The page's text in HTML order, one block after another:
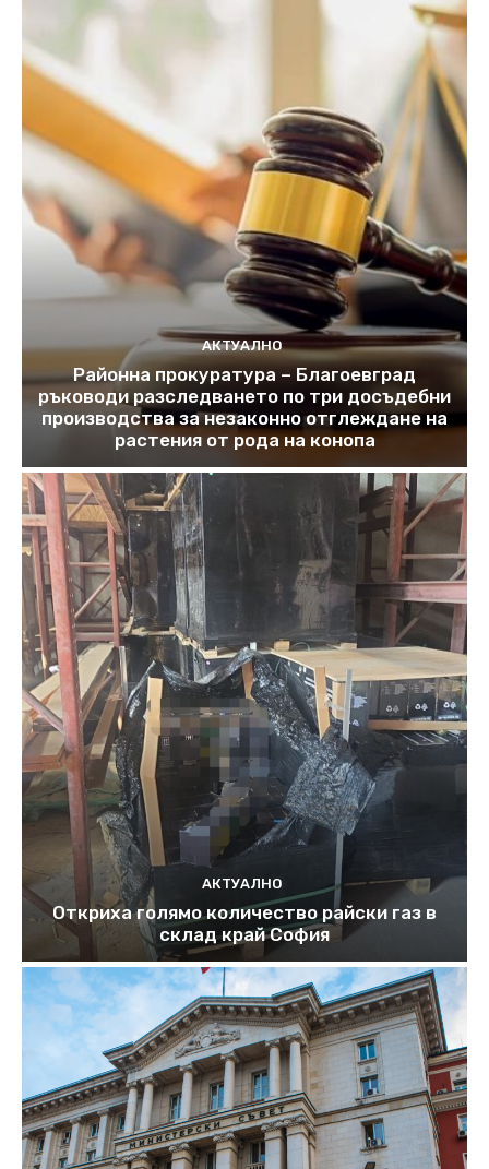
АКТУАЛНО
Районна прокуратура – Благоевград
ръководи разследването по три досъдебни
производства за незаконно отглеждане на
растения от рода на конопа
АКТУАЛНО
Откриха голямо количество райски газ в
склад край София